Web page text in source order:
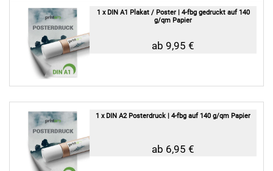
1 x DIN A1 Plakat / Poster | 4-fbg gedruckt auf 140
g/qm Papier
ab 9,95 €
1 x DIN A2 Posterdruck | 4-fbg auf 140 g/qm Papier
ab 6,95 €